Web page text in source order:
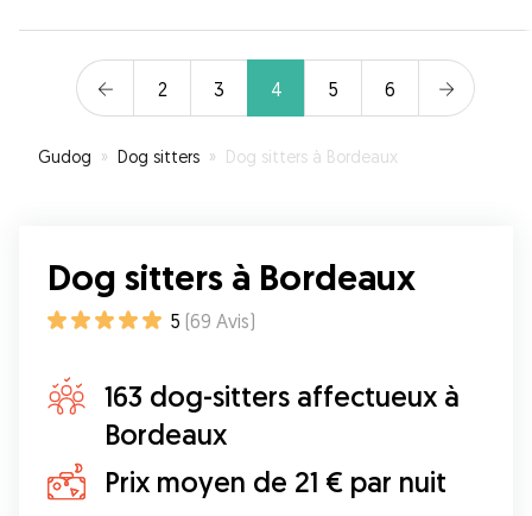
2 3 4 5 6
Gudog » Dog sitters » Dog sitters à Bordeaux
Dog sitters à Bordeaux
5 (69 Avis)
163 dog-sitters affectueux à
Bordeaux
Prix moyen de 21 € par nuit